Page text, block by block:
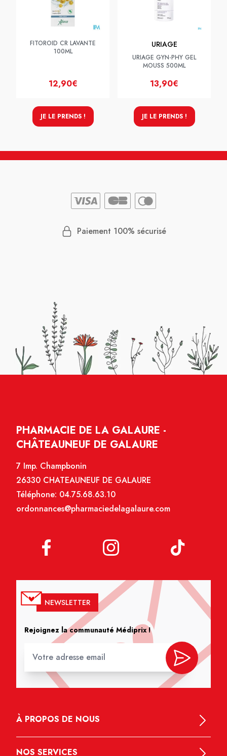
FITOROID CR LAVANTE
100ML
12,90€
JE LE PRENDS !
URIAGE
URIAGE GYN-PHY GEL
MOUSS 500ML
13,90€
JE LE PRENDS !
Paiement 100% sécurisé
PHARMACIE DE LA GALAURE -
CHÂTEAUNEUF DE GALAURE
7 Imp. Champbonin
26330 CHATEAUNEUF DE GALAURE
Téléphone: 04.75.68.63.10
ordonnances@pharmaciedelagalaure.com
NEWSLETTER
Rejoignez la communauté Médiprix !
À PROPOS DE NOUS
NOS SERVICES